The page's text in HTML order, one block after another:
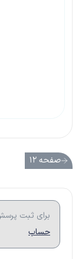
صفحه ۱۲
برای ثبت
حساب